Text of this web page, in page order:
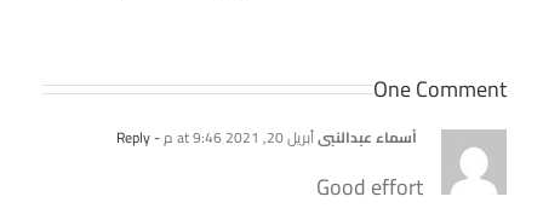
One Comment
أسماء عبدالنبيأبريل 20, 2021 at 9:46 م - Reply
Good effort